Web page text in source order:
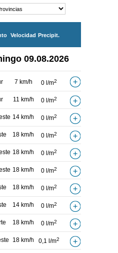
Velocidad Precipit.
09.08.2026
7 km/h 0 l/m2
11 km/h 0 l/m2
14 km/h 0 l/m2
18 km/h 0 l/m2
18 km/h 0 l/m2
18 km/h 0 l/m2
18 km/h 0 l/m2
14 km/h 0 l/m2
18 km/h 0 l/m2
18 km/h 0,1 l/m2